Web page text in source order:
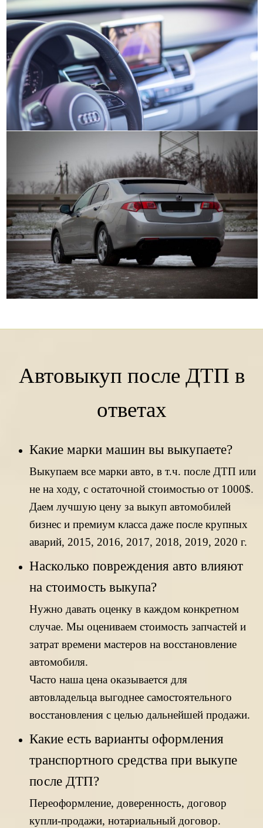
Автовыкуп после ДТП в
ответах
Какие марки машин вы выкупаете?
Выкупаем все марки авто, в т.ч. после ДТП или
не на ходу, с остаточной стоимостью от 1000$.
Даем лучшую цену за выкуп автомобилей
бизнес и премиум класса даже после крупных
аварий, 2015, 2016, 2017, 2018, 2019, 2020 г.
Насколько повреждения авто влияют
на стоимость выкупа?
Нужно давать оценку в каждом конкретном
случае. Мы оцениваем стоимость запчастей и
затрат времени мастеров на восстановление
автомобиля.
Часто наша цена оказывается для
автовладельца выгоднее самостоятельного
восстановления с целью дальнейшей продажи.
Какие есть варианты оформления
транспортного средства при выкупе
после ДТП?
Переоформление, доверенность, договор
купли-продажи, нотариальный договор.